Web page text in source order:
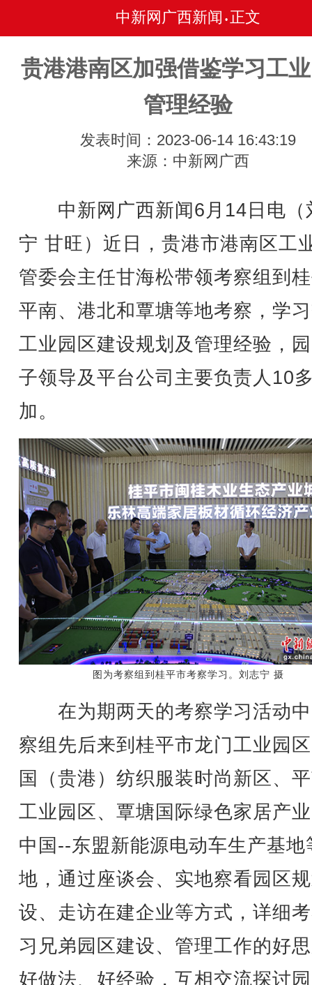
中新网广西新闻 • 正文
贵港港南区加强借鉴学习工
管理经验
发表时间：2023-06-14 16:43:19
来源：中新网广西
中新网广西新闻6月14日电（
宁 甘旺）近日，贵港市港南区工
管委会主任甘海松带领考察组到
平南、港北和覃塘等地考察，学
工业园区建设规划及管理经验，
子领导及平台公司主要负责人10
加。
图为考察组到桂平市考察学习。刘志宁 摄
在为期两天的考察学习活动
察组先后来到桂平市龙门工业园
国（贵港）纺织服装时尚新区、
工业园区、覃塘国际绿色家居产
中国--东盟新能源电动车生产基地
地，通过座谈会、实地察看园区
设、走访在建企业等方式，详细
习兄弟园区建设、管理工作的好
好做法、好经验，互相交流探讨